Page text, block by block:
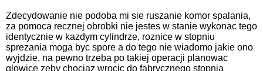
Zdecydowanie nie podoba mi sie ruszanie komor spalania,
za pomoca recznej obrobki nie jestes w stanie wykonac tego
identycznie w kazdym cylindrze, roznice w stopniu
sprezania moga byc spore a do tego nie wiadomo jakie ono
wyjdzie, na pewno trzeba po takiej operacji planowac
glowice zeby chociaz wrocic do fabrycznego stopnia